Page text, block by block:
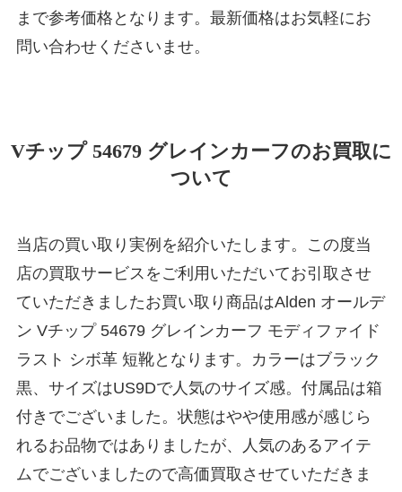
まで参考価格となります。最新価格はお気軽にお
問い合わせくださいませ。
Vチップ 54679 グレインカーフのお買取に
ついて
当店の買い取り実例を紹介いたします。この度当
店の買取サービスをご利用いただいてお引取させ
ていただきましたお買い取り商品はAlden オールデ
ン Vチップ 54679 グレインカーフ モディファイド
ラスト シボ革 短靴となります。カラーはブラック
黒、サイズはUS9Dで人気のサイズ感。付属品は箱
付きでございました。状態はやや使用感が感じら
れるお品物ではありましたが、人気のあるアイテ
ムでございましたので高価買取させていただきま